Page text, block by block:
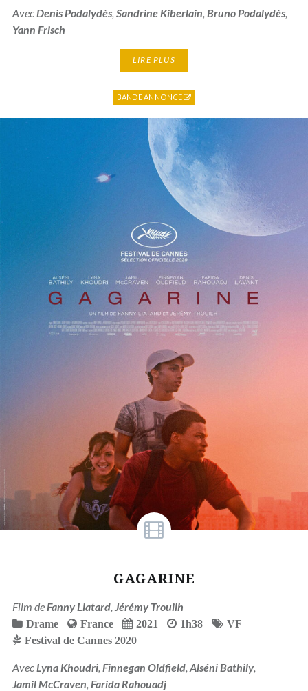
AvecDenis Podalydès, Sandrine Kiberlain, Bruno Podalydès,
Yann Frisch
LIRE PLUS
BANDE ANNONCE
GAGARINE
Film de Fanny Liatard, Jérémy Trouilh
Drame France 2021 1h38
VF
Festival de Cannes 2020
Avec Lyna Khoudri, Finnegan Oldfield, Alséni Bathily,
Jamil McCraven Farida Rahouadj